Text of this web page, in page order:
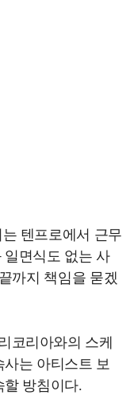
텐프로에서 근무
일면식도 없는 사
까지 책임을 묻겠
코리아와의 스케
는 아티스트 보
할 방침이다.